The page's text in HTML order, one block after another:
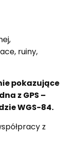
ruiny,
pokazujące
z GPS –
WGS-84.
z